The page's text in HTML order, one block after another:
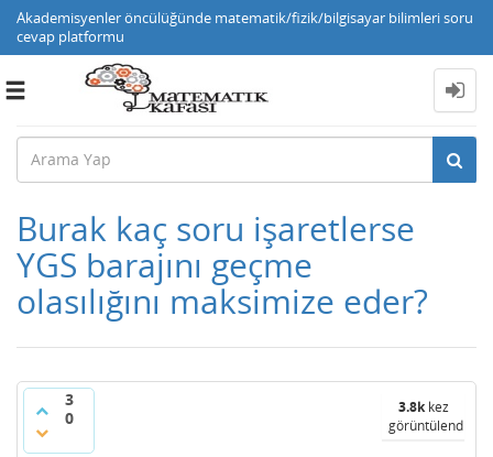
Akademisyenler öncülüğünde matematik/fizik/bilgisayar bilimleri soru
cevap platformu
Toggle
Burak kaç soru işaretlerse
YGS barajını geçme
olasılığını maksimize eder?
3
0
3.8kkez
görüntülendi